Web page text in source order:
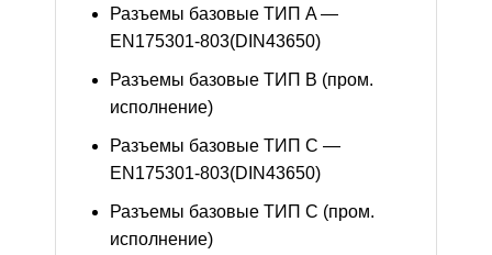
Разъемы базовые ТИП A —
EN175301-803(DIN43650)
Разъемы базовые ТИП В (пром.
исполнение)
Разъемы базовые ТИП C —
EN175301-803(DIN43650)
Разъемы базовые ТИП C (пром.
исполнение)